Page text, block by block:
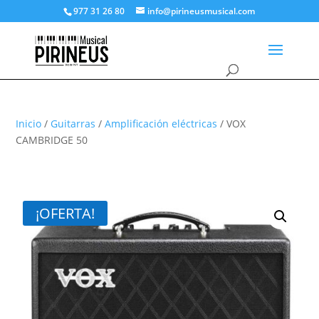
977 31 26 80 info@pirineusmusical.com
Inicio / Guitarras /Amplificación eléctricas / VOX
CAMBRIDGE 50
¡OFERTA!